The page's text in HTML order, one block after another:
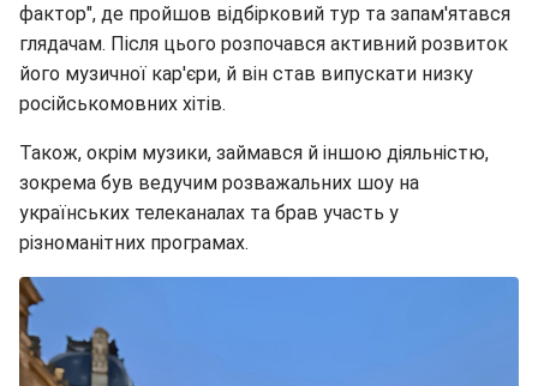
фактор", де пройшов відбірковий тур та запам'ятався
глядачам. Після цього розпочався активний розвиток
його музичної кар'єри, й він став випускати низку
російськомовних хітів.
Також, окрім музики, займався й іншою діяльністю,
зокрема був ведучим розважальних шоу на
українських телеканалах та брав участь у
різноманітних програмах.